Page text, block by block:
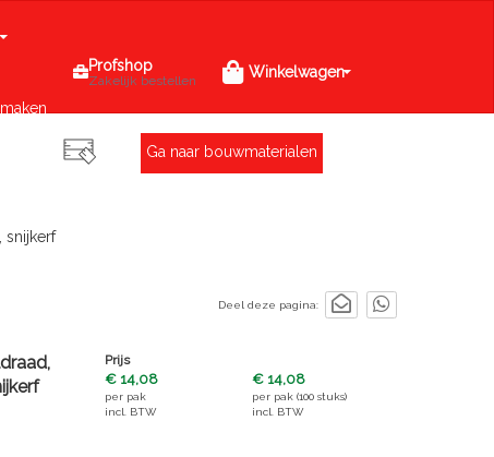
Profshop
Zakelijk bestellen Winkelwagen
Ga naar bouwmaterialen
snijkerf
Deel deze pagina:
Prijs
€ 14,08
per pak
incl. BTW
€ 14,08
per pak (100 stuks)
incl. BTW